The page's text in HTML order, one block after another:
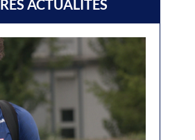
ACTUALITÉS